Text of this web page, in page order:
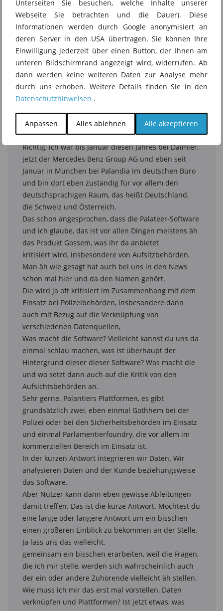
Unterseiten Sie besuchen, welche Inhalte unserer
Webseite Sie betrachten und die Dauer). Diese
Informationen werden durch Google anonymisiert an
deren Server in den USA übertragen. Sie können Ihre
Einwilligung jederzeit über einen Button, der Ihnen am
unteren Bildschirmrand angezeigt wird, widerrufen. Ab
dann werden keine weiteren Daten zur Analyse mehr
durch uns erhoben. Weitere Details finden Sie in den
Datenschutzhinweisen .
Anpassen Alles ablehnen Alle akzeptieren